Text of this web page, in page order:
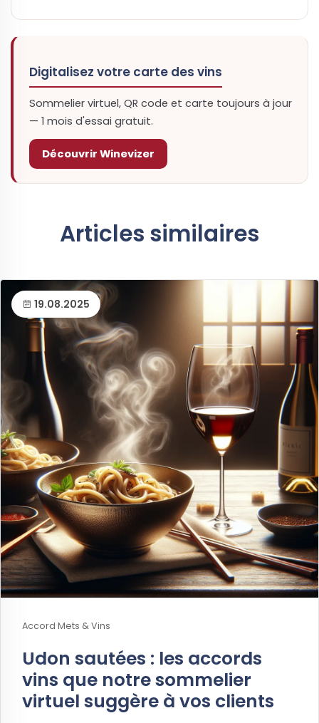
Digitalisez votre carte des vins
Sommelier virtuel, QR code et carte toujours à jour
— 1 mois d'essai gratuit.
Découvrir Winevizer
Articles similaires
19.08.2025
Accord Mets & Vins
Udon sautées : les accords
vins que notre sommelier
virtuel suggère à vos clients